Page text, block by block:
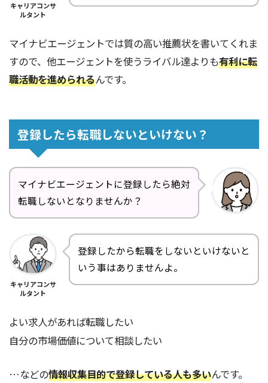
キャリアコンサ
ルタント
マイナビエージェントでは質の高い推薦状を書いてくれま
すので、他エージェントを使うライバル達よりも有利に転
職活動を進められるんです。
登録したら転職しないといけない？
マイナビエージェントに登録したら絶対
転職しないとなりませんか？
キャリアコンサ
ルタント
登録したから転職をしないといけないと
いう事はありませんよ。
よい求人があれば転職したい
自分の市場価値について相談したい
…などの情報収集目的で登録している人も多いんです。